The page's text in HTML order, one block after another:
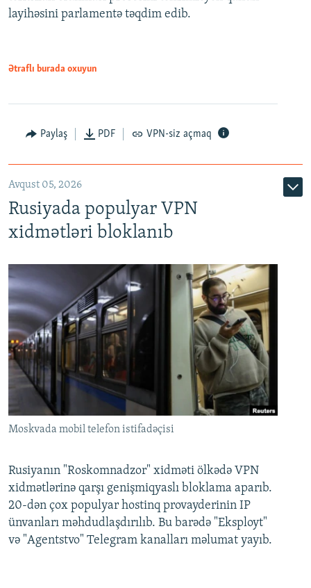
720p 1080p
layihəsini parlamentə təqdim edib.
Ətraflı burada oxuyun
Paylaş PDF VPN-siz açmaq
Avqust 05, 2026
Rusiyada populyar VPN
xidmətləri bloklanıb
Moskvada mobil telefon istifadəçisi
Rusiyanın "Roskomnadzor" xidməti ölkədə VPN
xidmətlərinə qarşı genişmiqyaslı bloklama aparıb.
20-dən çox populyar hostinq provayderinin IP
ünvanları məhdudlaşdırılıb. Bu barədə "Eksployt"
və "Agentstvo" Telegram kanalları məlumat yayıb.